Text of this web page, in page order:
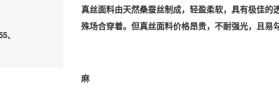
、
真丝面料由天然桑蚕丝制成，轻盈柔软，具有极佳
殊场合穿着。但真丝面料价格昂贵，不耐强光，且易
麻